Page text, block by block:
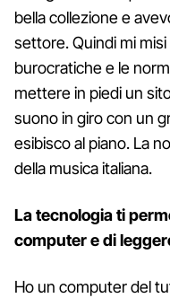
bella collezione e
settore. Quindi mi
burocratiche e le
mettere in piedi un
suono in giro con un
esibisco al piano. La
della musica italiana.
La tecnologia ti
computer e di
Ho un computer del